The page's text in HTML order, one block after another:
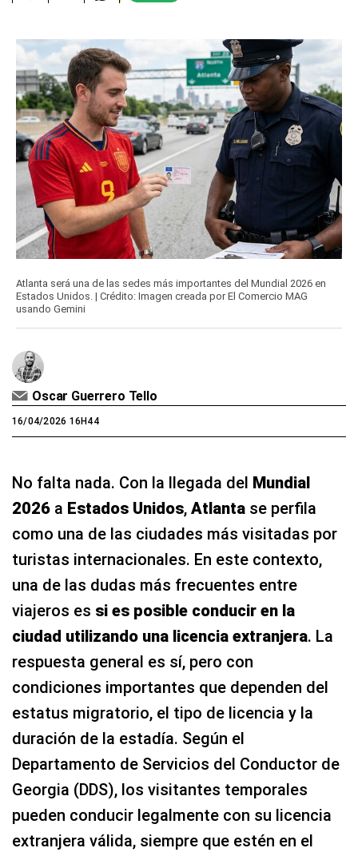
Atlanta será una de las sedes más importantes del Mundial 2026 en
Estados Unidos. | Crédito: Imagen creada por El Comercio MAG
usando Gemini
Oscar Guerrero Tello
16/04/2026 16H44
No falta nada. Con la llegada del Mundial
2026 a Estados Unidos, Atlanta se perfila
como una de las ciudades más visitadas por
turistas internacionales. En este contexto,
una de las dudas más frecuentes entre
viajeros es si es posible conducir en la
ciudad utilizando una licencia extranjera. La
respuesta general es sí, pero con
condiciones importantes que dependen del
estatus migratorio, el tipo de licencia y la
duración de la estadía. Según el
Departamento de Servicios del Conductor de
Georgia (DDS), los visitantes temporales
pueden conducir legalmente con su licencia
extranjera válida, siempre que estén en el